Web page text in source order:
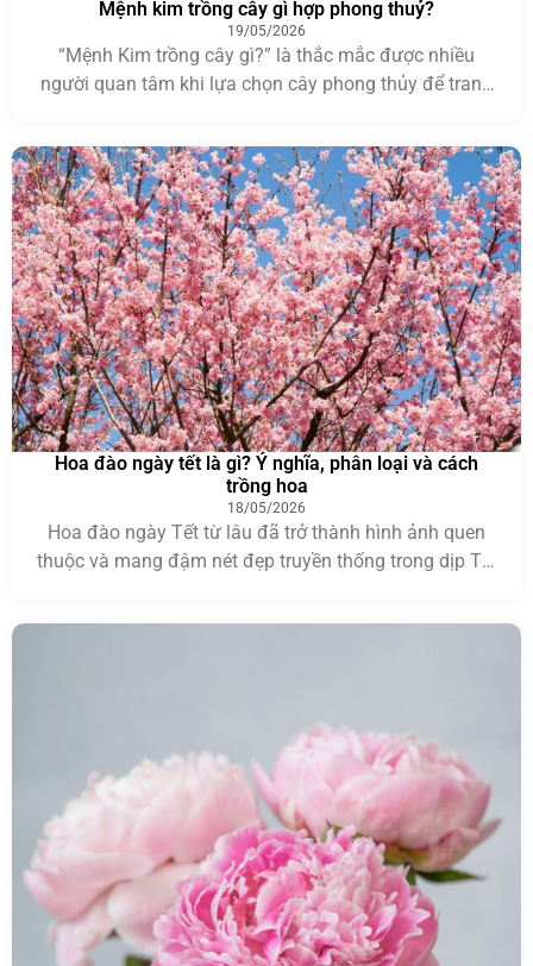
Mệnh kim trồng cây gì hợp phong thuỷ?
19/05/2026
“Mệnh Kim trồng cây gì?” là thắc mắc được nhiều
người quan tâm khi lựa chọn cây phong thủy để trang
quan niệm ngũ hành, việc chọn đúng loại cây phù hợp
với bản mệnh không chỉ giúp tăng tính thẩm mỹ mà
còn […]
Hoa đào ngày tết là gì? Ý nghĩa, phân loại và cách
trồng hoa
18/05/2026
Hoa đào ngày Tết từ lâu đã trở thành hình ảnh quen
thuộc và mang đậm nét đẹp truyền thống trong dịp Tết
Bắc. Những cành đào khoe sắc rực rỡ không chỉ giúp